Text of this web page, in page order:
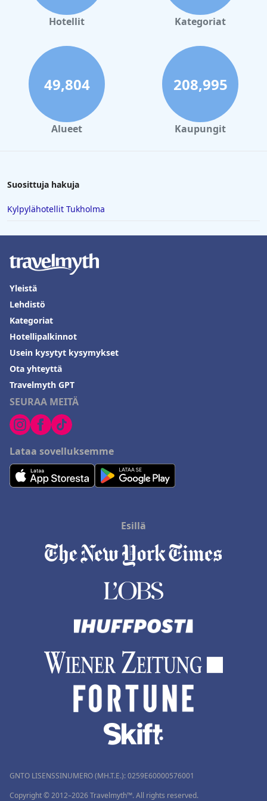
Hotellit Kategoriat
49,804
Alueet
208,995
Kaupungit
Suosittuja hakuja
Kylpylähotellit Tukholma
SEURAA MEITÄ
Lataa sovelluksemme
Yleistä
Lehdistö
Kategoriat
Hotellipalkinnot
Usein kysytyt kysymykset
Ota yhteyttä
Travelmyth GPT
Esillä
GNTO LISENSSINUMERO (MH.T.E.): 0259Ε60000576001
Copyright © 2012–2026 Travelmyth™. All rights reserved.